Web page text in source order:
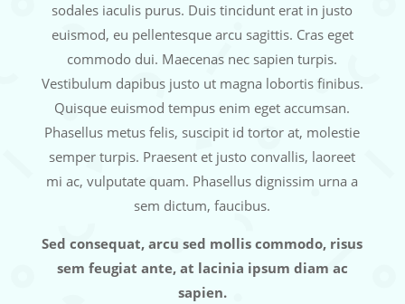
sodales iaculis purus. Duis tincidunt erat in justo
euismod, eu pellentesque arcu sagittis. Cras eget
commodo dui. Maecenas nec sapien turpis.
Vestibulum dapibus justo ut magna lobortis finibus.
Quisque euismod tempus enim eget accumsan.
Phasellus metus felis, suscipit id tortor at, molestie
semper turpis. Praesent et justo convallis, laoreet
mi ac, vulputate quam. Phasellus dignissim urna a
sem dictum, faucibus.
Sed consequat, arcu sed mollis commodo, risus
sem feugiat ante, at lacinia ipsum diam ac
sapien.